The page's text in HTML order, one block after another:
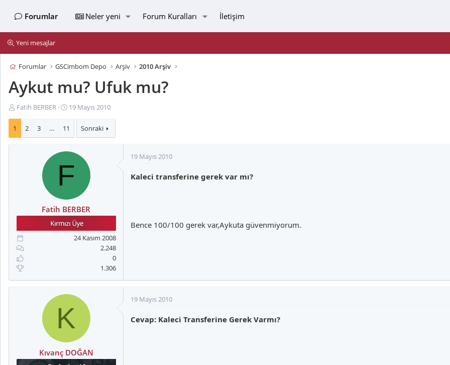
Forumlar Neler yeni Forum Kuralları İletişim
Yeni mesajlar
Forumlar GSCimbom Depo Arşiv 2010 Arşiv
Aykut mu? Ufuk mu?
K
o
u
t
n
Fatih BERBER
B
ş
l
g
ı
t
a
r
i
19 Mayıs 2010
1 2 3 … 11 Sonraki
F
Fatih BERBER
24 Kasım 2008
2.248
0
1.306
19 Mayıs 2010
Kaleci transferine gerek var mı?
Bence 100/100 gerek var,Aykuta güvenmiyorum.
K
Kıvanç DOĞAN
19 Mayıs 2010
Cevap: Kaleci Transferine Gerek Varmı?